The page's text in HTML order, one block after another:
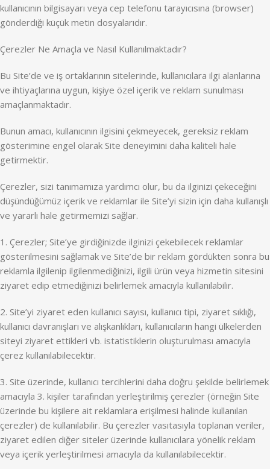
kullanıcının bilgisayarı veya cep telefonu tarayıcısına (browser)
gönderdiği küçük metin dosyalarıdır.
Çerezler Ne Amaçla ve Nasıl Kullanılmaktadır?
Bu Site’de ve iş ortaklarının sitelerinde, kullanıcılara ilgi alanlarına
ve ihtiyaçlarına uygun, kişiye özel içerik ve reklam sunulması
amaçlanmaktadır.
Bunun amacı, kullanıcının ilgisini çekmeyecek, gereksiz reklam
gösterimine engel olarak Site deneyimini daha kaliteli hale
getirmektir.
Çerezler, sizi tanımamıza yardımcı olur, bu da ilginizi çekeceğini
düşündüğümüz içerik ve reklamlar ile Site’yi sizin için daha kullanışlı
ve yararlı hale getirmemizi sağlar.
1. Çerezler; Site’ye girdiğinizde ilginizi çekebilecek reklamlar
gösterilmesini sağlamak ve Site’de bir reklam gördükten sonra bu
reklamla ilgilenip ilgilenmediğinizi, ilgili ürün veya hizmetin sitesini
ziyaret edip etmediğinizi belirlemek amacıyla kullanılabilir.
2. Site’yi ziyaret eden kullanıcı sayısı, kullanıcı tipi, ziyaret sıklığı,
kullanıcı davranışları ve alışkanlıkları, kullanıcıların hangi ülkelerden
siteyi ziyaret ettikleri vb. istatistiklerin oluşturulması amacıyla
çerez kullanılabilecektir.
3. Site üzerinde, kullanıcı tercihlerini daha doğru şekilde belirlemek
amacıyla 3. kişiler tarafından yerleştirilmiş çerezler (örneğin Site
üzerinde bu kişilere ait reklamlara erişilmesi halinde kullanılan
çerezler) de kullanılabilir. Bu çerezler vasıtasıyla toplanan veriler,
ziyaret edilen diğer siteler üzerinde kullanıcılara yönelik reklam
veya içerik yerleştirilmesi amacıyla da kullanılabilecektir.